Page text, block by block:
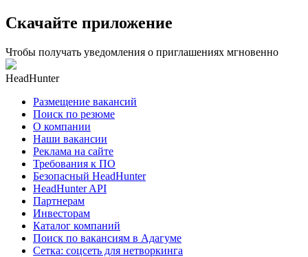
Скачайте приложение
Чтобы получать уведомления о приглашениях мгновенно
HeadHunter
Размещение вакансий
Поиск по резюме
О компании
Наши вакансии
Реклама на сайте
Требования к ПО
Безопасный HeadHunter
HeadHunter API
Партнерам
Инвесторам
Каталог компаний
Поиск по вакансиям в Адагуме
Сетка: соцсеть для нетворкинга